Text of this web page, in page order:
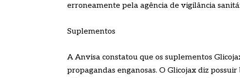
erroneamente pela agência de vigilância
Suplementos
A Anvisa constatou que os suplementos
propagandas enganosas. O Glicojax diz